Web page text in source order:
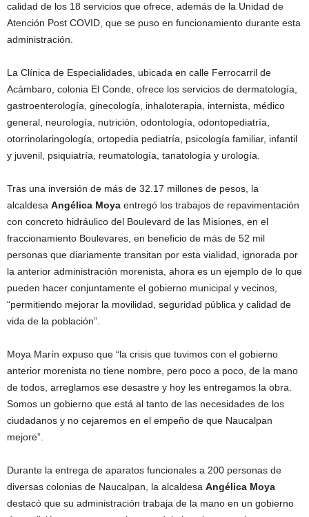
calidad de los 18 servicios que ofrece, además de la Unidad de
Atención Post COVID, que se puso en funcionamiento durante esta
administración.
La Clínica de Especialidades, ubicada en calle Ferrocarril de
Acámbaro, colonia El Conde, ofrece los servicios de dermatología,
gastroenterología, ginecología, inhaloterapia, internista, médico
general, neurología, nutrición, odontología, odontopediatría,
otorrinolaringología, ortopedia pediatría, psicología familiar, infantil
y juvenil, psiquiatría, reumatología, tanatología y urología.
Tras una inversión de más de 32.17 millones de pesos, la
alcaldesa Angélica Moya entregó los trabajos de repavimentación
con concreto hidráulico del Boulevard de las Misiones, en el
fraccionamiento Boulevares, en beneficio de más de 52 mil
personas que diariamente transitan por esta vialidad, ignorada por
la anterior administración morenista, ahora es un ejemplo de lo que
pueden hacer conjuntamente el gobierno municipal y vecinos,
“permitiendo mejorar la movilidad, seguridad pública y calidad de
vida de la población”.
Moya Marín expuso que “la crisis que tuvimos con el gobierno
anterior morenista no tiene nombre, pero poco a poco, de la mano
de todos, arreglamos ese desastre y hoy les entregamos la obra.
Somos un gobierno que está al tanto de las necesidades de los
ciudadanos y no cejaremos en el empeño de que Naucalpan
mejore”.
Durante la entrega de aparatos funcionales a 200 personas de
diversas colonias de Naucalpan, la alcaldesa Angélica Moya
destacó que su administración trabaja de la mano en un gobierno